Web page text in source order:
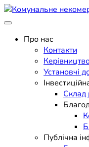
Skip
to
Поліклініка Мукачево
Про нас
Контакти
Установчі
Склад
Публічна